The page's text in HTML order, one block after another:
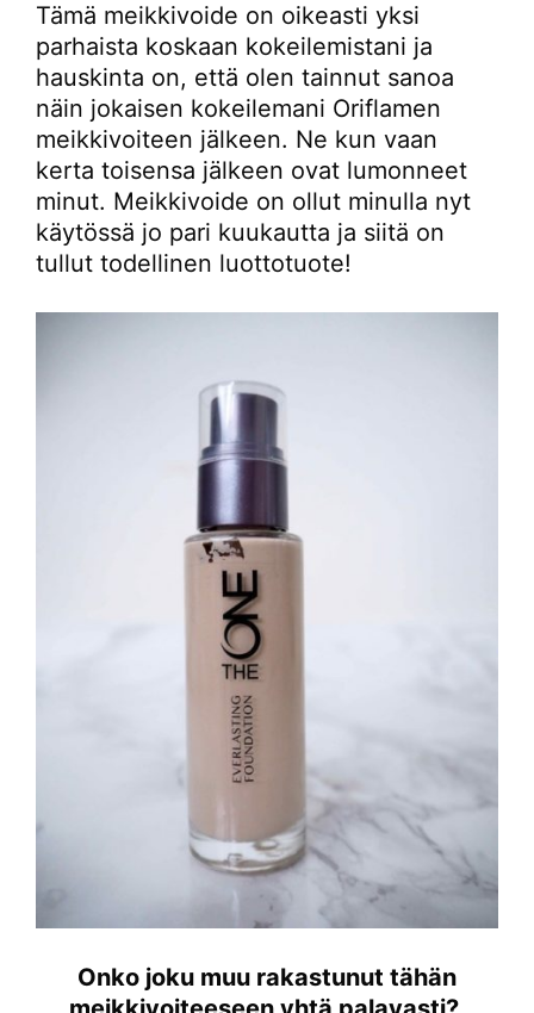
Tämä meikkivoide on oikeasti yksi
parhaista koskaan kokeilemistani ja
hauskinta on, että olen tainnut sanoa
näin jokaisen kokeilemani Oriflamen
meikkivoiteen jälkeen. Ne kun vaan
kerta toisensa jälkeen ovat lumonneet
minut. Meikkivoide on ollut minulla nyt
käytössä jo pari kuukautta ja siitä on
tullut todellinen luottotuote!
Onko joku muu rakastunut tähän